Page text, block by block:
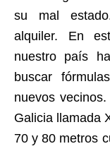
su mal
alquiler. En
nuestro país
buscar
nuevos
Galicia llamada
70 y 80 metros